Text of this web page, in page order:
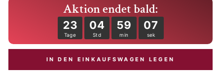
Aktion endet bald:
23
Tage
04
Std
59
min
07
sek
IN DEN EINKAUFSWAGEN LEGEN